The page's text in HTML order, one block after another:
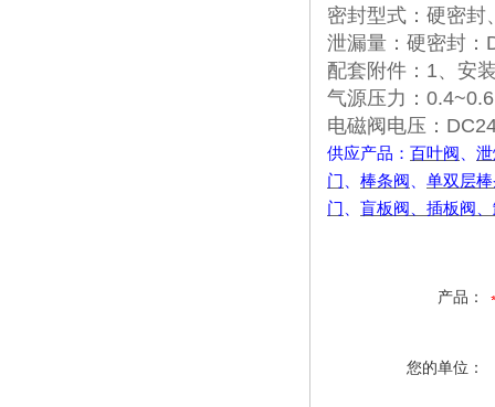
密封型式：硬密封
泄漏量：硬密封：
配套附件：1、安
气源压力：
电磁阀电压：
供应产品： 百叶阀
门
棒条阀
单双层
门
盲板阀、插板阀
产品：
您的单位：